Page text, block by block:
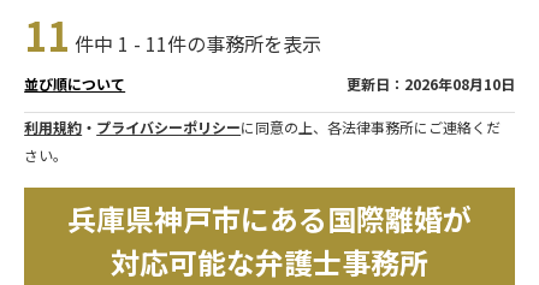
11 件中 1 - 11件の事務所を表示
並び順について 更新日：2026年08月10日
利用規約 ・ プライバシーポリシーに同意の上、各法律事務所にご連絡くだ
さい。
兵庫県神戸市にある国際離婚が
対応可能な弁護士事務所